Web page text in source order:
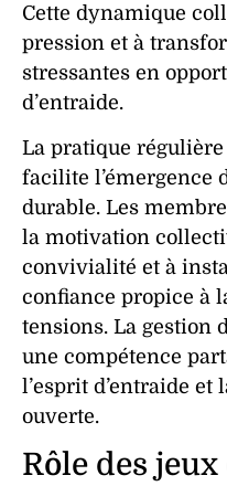
Cette dynamique
pression et à
stressantes en
d’entraide.
La pratique régulière
facilite l’émergence
durable. Les
la motivation
convivialité et à
confiance propice à
tensions. La gestion
une compétence
l’esprit d’entraide et
ouverte.
Rôle des